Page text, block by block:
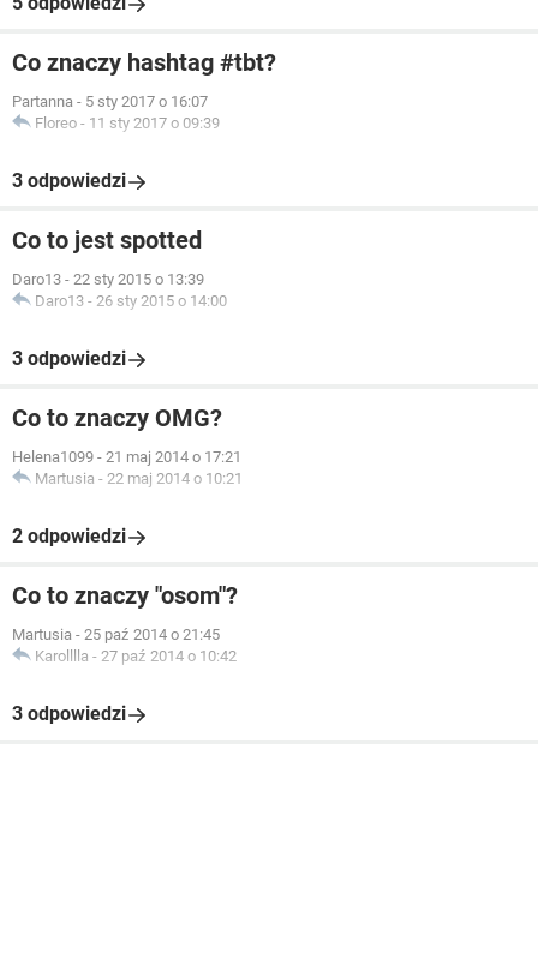
Co znaczy hashtag #tbt?
Partanna - 5 sty 2017 o 16:07
Floreo - 11 sty 2017 o 09:39
3 odpowiedzi
Co to jest spotted
Daro13 - 22 sty 2015 o 13:39
Daro13 - 26 sty 2015 o 14:00
3 odpowiedzi
Co to znaczy OMG?
Helena1099 - 21 maj 2014 o 17:21
Martusia - 22 maj 2014 o 10:21
2 odpowiedzi
Co to znaczy "osom"?
Martusia - 25 paź 2014 o 21:45
Karolllla - 27 paź 2014 o 10:42
3 odpowiedzi